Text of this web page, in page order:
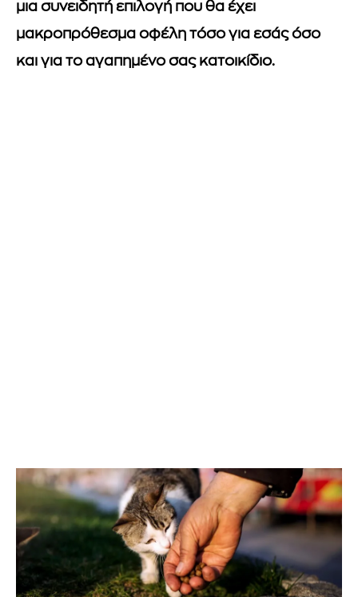
μια συνειδητή επιλογή που θα έχει
μακροπρόθεσμα οφέλη τόσο για εσάς όσο
και για το αγαπημένο σας κατοικίδιο.